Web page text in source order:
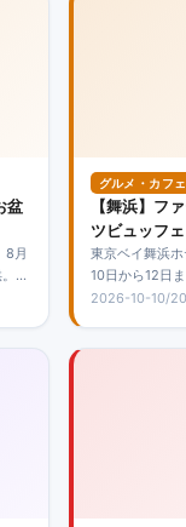
盆
8月
料
イ
グルメ・カフェ
【舞浜】フ
ツビュッフェ
東京ベイ舞浜
10日から12日
ェを開催。国産
2026-10-10/